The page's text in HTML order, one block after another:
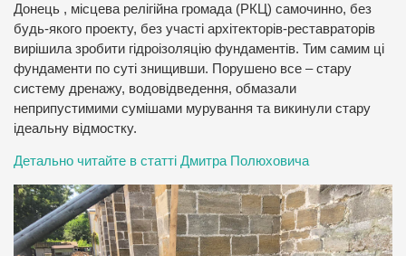
Донець , місцева релігійна громада (РКЦ) самочинно, без
будь-якого проекту, без участі архітекторів-реставраторів
вирішила зробити гідроізоляцію фундаментів. Тим самим ці
фундаменти по суті знищивши. Порушено все – стару
систему дренажу, водовідведення, обмазали
неприпустимими сумішами мурування та викинули стару
ідеальну відмостку.
Детально читайте в статті Дмитра Полюховича